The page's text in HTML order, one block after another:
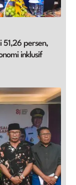
51,26 persen,
inklusif